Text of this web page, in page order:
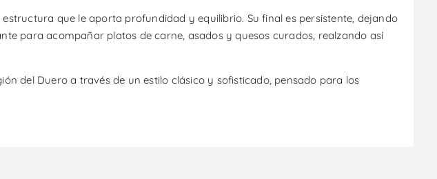
que le aporta profundidad y equilibrio. Su final es persistente, dejando
para acompañar platos de carne, asados y quesos curados, realzando así
del Duero a través de un estilo clásico y sofisticado, pensado para los